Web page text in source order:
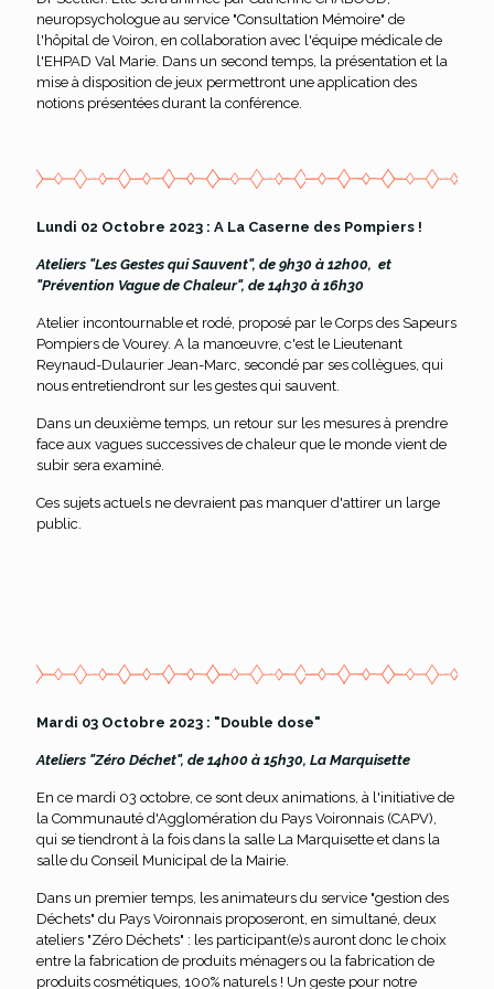
neuropsychologue au service "Consultation Mémoire" de
l'hôpital de Voiron, en collaboration avec l'équipe médicale de
l'EHPAD Val Marie. Dans un second temps, la présentation et la
mise à disposition de jeux permettront une application des
notions présentées durant la conférence.
Lundi 02 Octobre 2023 : A La Caserne des Pompiers !
Ateliers "Les Gestes qui Sauvent", de 9h30 à 12h00, et
"Prévention Vague de Chaleur", de 14h30 à 16h30
Atelier incontournable et rodé, proposé par le Corps des Sapeurs
Pompiers de Vourey. A la manœuvre, c'est le Lieutenant
Reynaud-Dulaurier Jean-Marc, secondé par ses collègues, qui
nous entretiendront sur les gestes qui sauvent.
Dans un deuxième temps, un retour sur les mesures à prendre
face aux vagues successives de chaleur que le monde vient de
subir sera examiné.
Ces sujets actuels ne devraient pas manquer d'attirer un large
public.
Mardi 03 Octobre 2023 : "Double dose"
Ateliers "Zéro Déchet", de 14h00 à 15h30, La Marquisette
En ce mardi 03 octobre, ce sont deux animations, à l'initiative de
la Communauté d'Agglomération du Pays Voironnais (CAPV),
qui se tiendront à la fois dans la salle La Marquisette et dans la
salle du Conseil Municipal de la Mairie.
Dans un premier temps, les animateurs du service "gestion des
Déchets" du Pays Voironnais proposeront, en simultané, deux
ateliers "Zéro Déchets" : les participant(e)s auront donc le choix
entre la fabrication de produits ménagers ou la fabrication de
produits cosmétiques, 100% naturels ! Un geste pour notre